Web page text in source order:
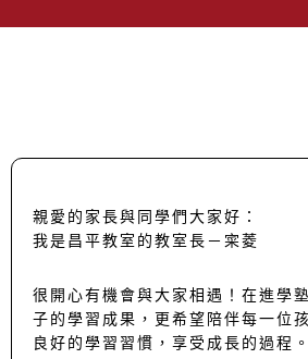
親愛的家長與同學們大家好：
我是昌平教室的教室長－寀菱
很開心有機會與大家相遇！在進學
子的學習成果，更希望陪伴每一位
良好的學習習慣，享受成長的過程。